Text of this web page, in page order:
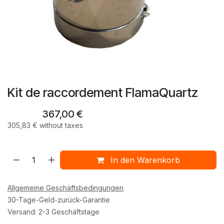
Kit de raccordement FlamaQuartz
367,00 €
305,83 € without taxes
In den Warenkorb
Allgemeine Geschäftsbedingungen
30-Tage-Geld-zurück-Garantie
Versand: 2-3 Geschäftstage